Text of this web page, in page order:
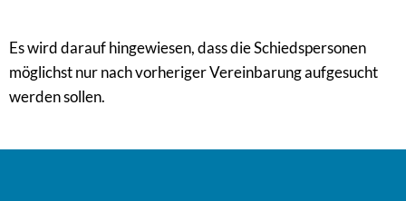
Es wird darauf hingewiesen, dass die Schiedspersonen
möglichst nur nach vorheriger Vereinbarung aufgesucht
werden sollen.